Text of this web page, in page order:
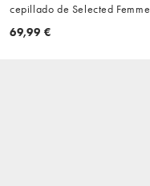
cepillado de Selected Femme
69,99 €